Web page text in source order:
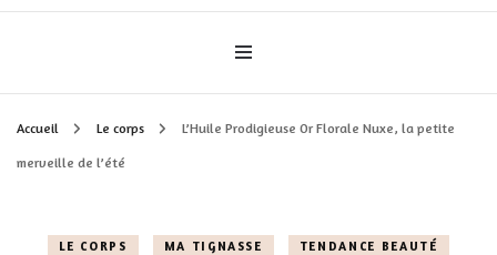
Accueil Le corps L’Huile Prodigieuse Or Florale Nuxe, la petite
merveille de l’été
LE CORPS MA TIGNASSE TENDANCE BEAUTÉ